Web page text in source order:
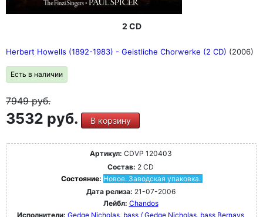
2 CD
Herbert Howells (1892-1983) - Geistliche Chorwerke (2 CD) (2006)
Есть в наличии
7949руб.
3532 руб. В корзину
Артикул: CDVP 120403
Состав: 2 CD
Состояние: Новое. Заводская упаковка.
Дата релиза: 21-07-2006
Лейбл: Chandos
Исполнители: Gedge Nicholas, bass / Gedge Nicholas, bass Bernays